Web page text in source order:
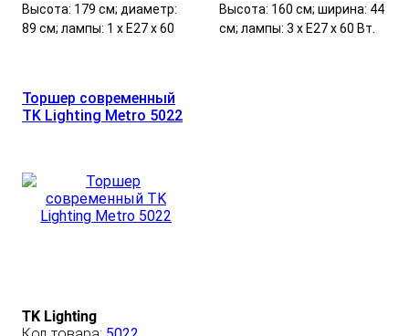
Высота: 179 см; диаметр:
89 см; лампы: 1 х Е27 х 60
Высота: 160 см; ширина: 44
см; лампы: 3 х Е27 х 60 Вт.
Торшер современный
TK Lighting Metro 5022
TK Lighting